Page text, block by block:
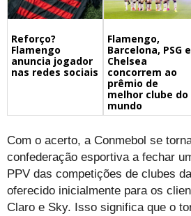
Reforço?
Flamengo
anuncia jogador
nas redes sociais
Flamengo,
Barcelona, PSG e
Chelsea
concorrem ao
prêmio de
melhor clube do
mundo
Com o acerto, a Conmebol se
confederação esportiva a fechar
PPV das competições de clubes
oferecido inicialmente para os
Claro e Sky. Isso significa que o